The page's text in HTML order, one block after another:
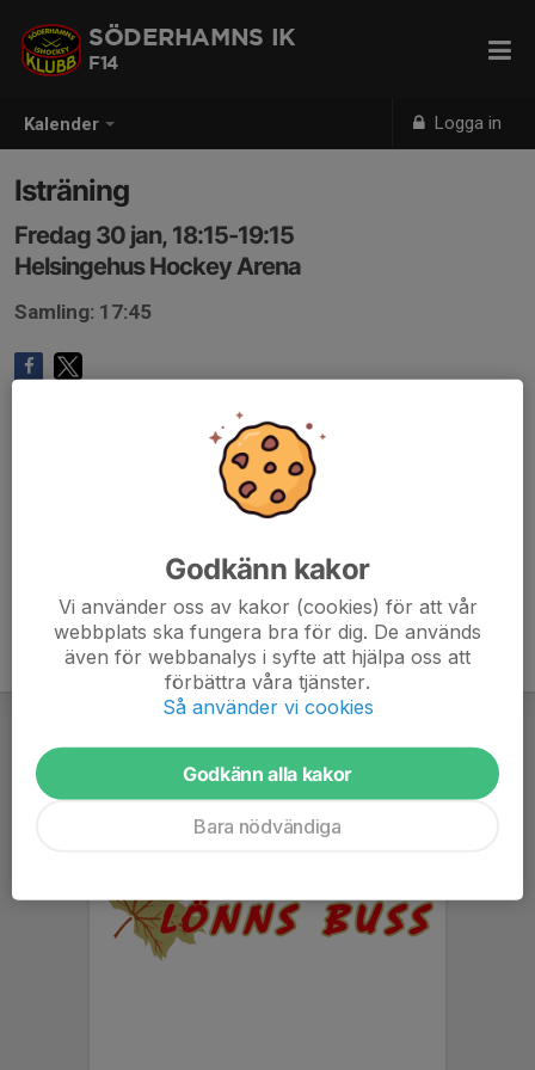
Kalender Logga in
SÖDERHAMNS IK
F14
Isträning
Fredag 30 jan, 18:15-19:15
Helsingehus Hockey Arena
Samling: 17:45
Godkänn kakor
Vi använder oss av kakor (cookies) för att vår
webbplats ska fungera bra för dig. De används
även för webbanalys i syfte att hjälpa oss att
förbättra våra tjänster.
Så använder vi cookies
Godkänn alla kakor
Bara nödvändiga